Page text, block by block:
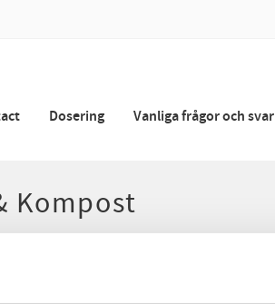
Dosering Vanliga frågor och svar
Kompost